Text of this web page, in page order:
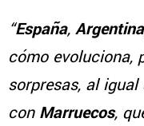
“España, Argentina
cómo evoluciona,
sorpresas, al
con Marruecos,